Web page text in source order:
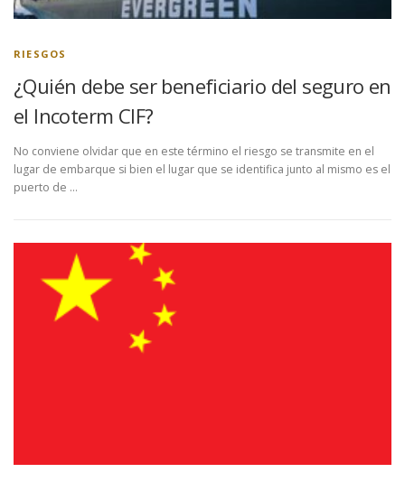
RIESGOS
¿Quién debe ser beneficiario del seguro en
el Incoterm CIF?
No conviene olvidar que en este término el riesgo se transmite en el
lugar de embarque si bien el lugar que se identifica junto al mismo es el
puerto de …